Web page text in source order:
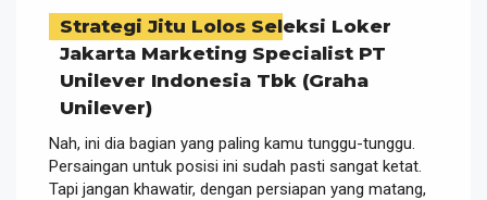
Strategi Jitu Lolos Seleksi Loker
Jakarta Marketing Specialist PT
Unilever Indonesia Tbk (Graha
Unilever)
Nah, ini dia bagian yang paling kamu tunggu-tunggu.
Persaingan untuk posisi ini sudah pasti sangat ketat.
Tapi jangan khawatir, dengan persiapan yang matang,